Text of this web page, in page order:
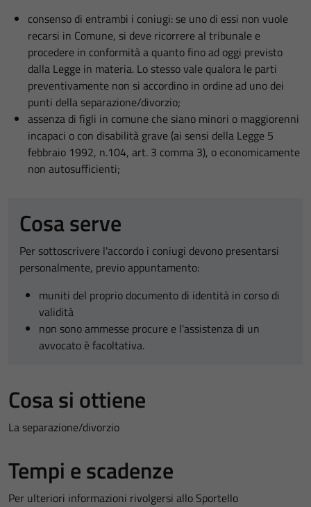
consenso di entrambi i coniugi: se uno di essi non vuole
recarsi in Comune, si deve ricorrere al tribunale e
procedere in conformità a quanto fino ad oggi previsto
dalla Legge in materia. Lo stesso vale qualora le parti
preventivamente non si accordino in ordine ad uno dei
punti della separazione/divorzio;
assenza di figli in comune che siano minori o maggiorenni
incapaci o con disabilità grave (ai sensi della Legge 5
febbraio 1992, n.104, art. 3 comma 3), o economicamente
non autosufficienti;
Cosa serve
Per sottoscrivere l'accordo i coniugi devono presentarsi
personalmente, previo appuntamento:
muniti del proprio documento di identità in corso di
validità
non sono ammesse procure e l'assistenza di un
avvocato è facoltativa.
Cosa si ottiene
La separazione/divorzio
Tempi e scadenze
Per ulteriori informazioni rivolgersi allo Sportello